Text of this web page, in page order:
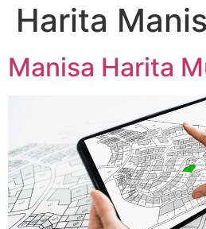
Harita
Manisa Harita